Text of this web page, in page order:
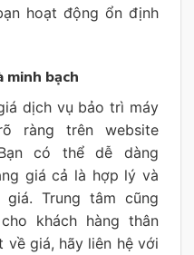
hoạt động ổn định
minh bạch
dịch vụ bảo trì máy
ràng trên website
Bạn có thể dễ dàng
giá cả là hợp lý và
Trung tâm cũng
khách hàng thân
giá, hãy liên hệ với